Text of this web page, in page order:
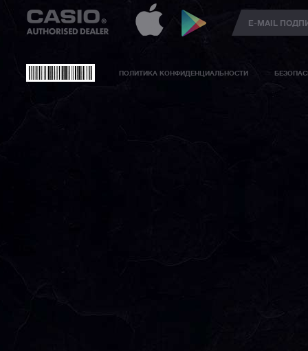
ПОЛИТИКА КОНФИДЕНЦИАЛЬНОСТИ